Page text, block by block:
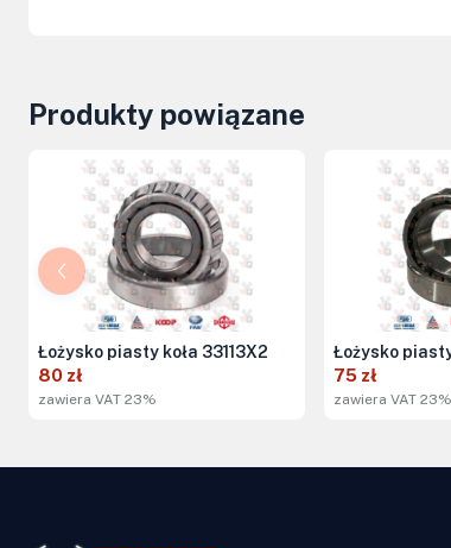
Produkty powiązane
Łożysko piasty koła 33113X2
80 zł
zawiera VAT 23%
Łożysko piasty
75 zł
zawiera VAT 23%